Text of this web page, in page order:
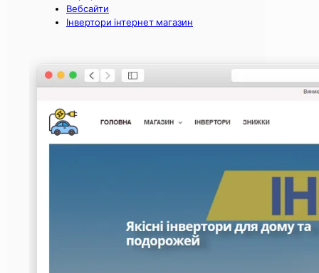
Вебсайти
Інвертори інтернет магазин